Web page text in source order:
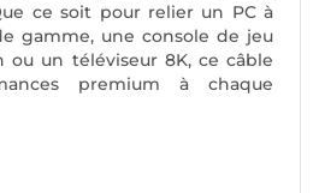
ce soit pour relier un PC à
gamme, une console de jeu
ou un téléviseur 8K, ce câble
premium à chaque